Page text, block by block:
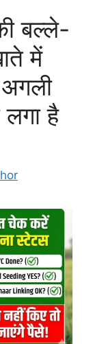
बल्ले-
में
है